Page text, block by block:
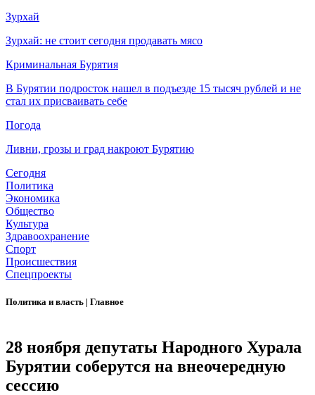
Зурхай
Зурхай: не стоит сегодня продавать мясо
Криминальная Бурятия
В Бурятии подросток нашел в подъезде 15 тысяч рублей и не
стал их присваивать себе
Погода
Ливни, грозы и град накроют Бурятию
Сегодня
Политика
Экономика
Общество
Культура
Здравоохранение
Спорт
Происшествия
Спецпроекты
Политика и власть | Главное
28 ноября депутаты Народного Хурала
Бурятии соберутся на внеочередную
сессию